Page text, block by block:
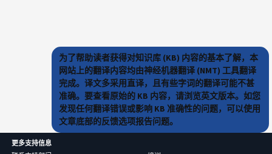
为了帮助读者获得对知识库 (KB) 内容的基本了解，本
网站上的翻译内容均由神经机器翻译 (NMT) 工具翻译
完成。译文多采用直译，且有些字词的翻译可能不甚
准确。要查看原始的 KB 内容，请浏览英文版本。如您
发现任何翻译错误或影响 KB 准确性的问题，可以使用
文章底部的反馈选项报告问题。
更多支持信息